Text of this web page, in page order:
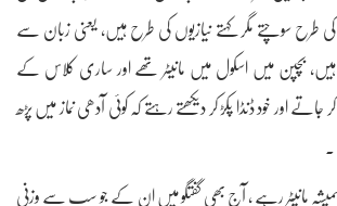
کی طرح سوچتے مگر کہتے نیازیوں کی طرح ہیں، یعنی زبان سے
ہیں، بچپن میں اسکول میں مانیٹر تھے اور ساری کلاس کے
اور خود ڈنڈا پکڑ کر دیکھتے رہتے کہ کوئی آدھی نماز میں پڑھ
ہمیشہ مانیٹر رہے ، آج بھی گفتگو میں ان کے جو سب سے وزنی